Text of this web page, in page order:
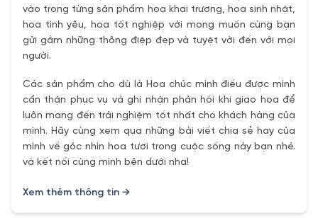
vào trong từng sản phẩm hoa khai trương, hoa sinh nhật,
hoa tình yêu, hoa tốt nghiệp với mong muốn cùng bạn
gửi gắm những thông điệp đẹp và tuyệt vời đến với mọi
người.
Các sản phẩm cho dù là Hoa chúc mình điều được mình
cẩn thận phục vụ và ghi nhận phản hồi khi giao hoa để
luôn mang đến trải nghiệm tốt nhất cho khách hàng của
mình. Hãy cùng xem qua những bài viết chia sẻ hay của
mình về góc nhìn hoa tươi trong cuộc sống này bạn nhé.
và kết nối cùng mình bên dưới nha!
Xem thêm thông tin →